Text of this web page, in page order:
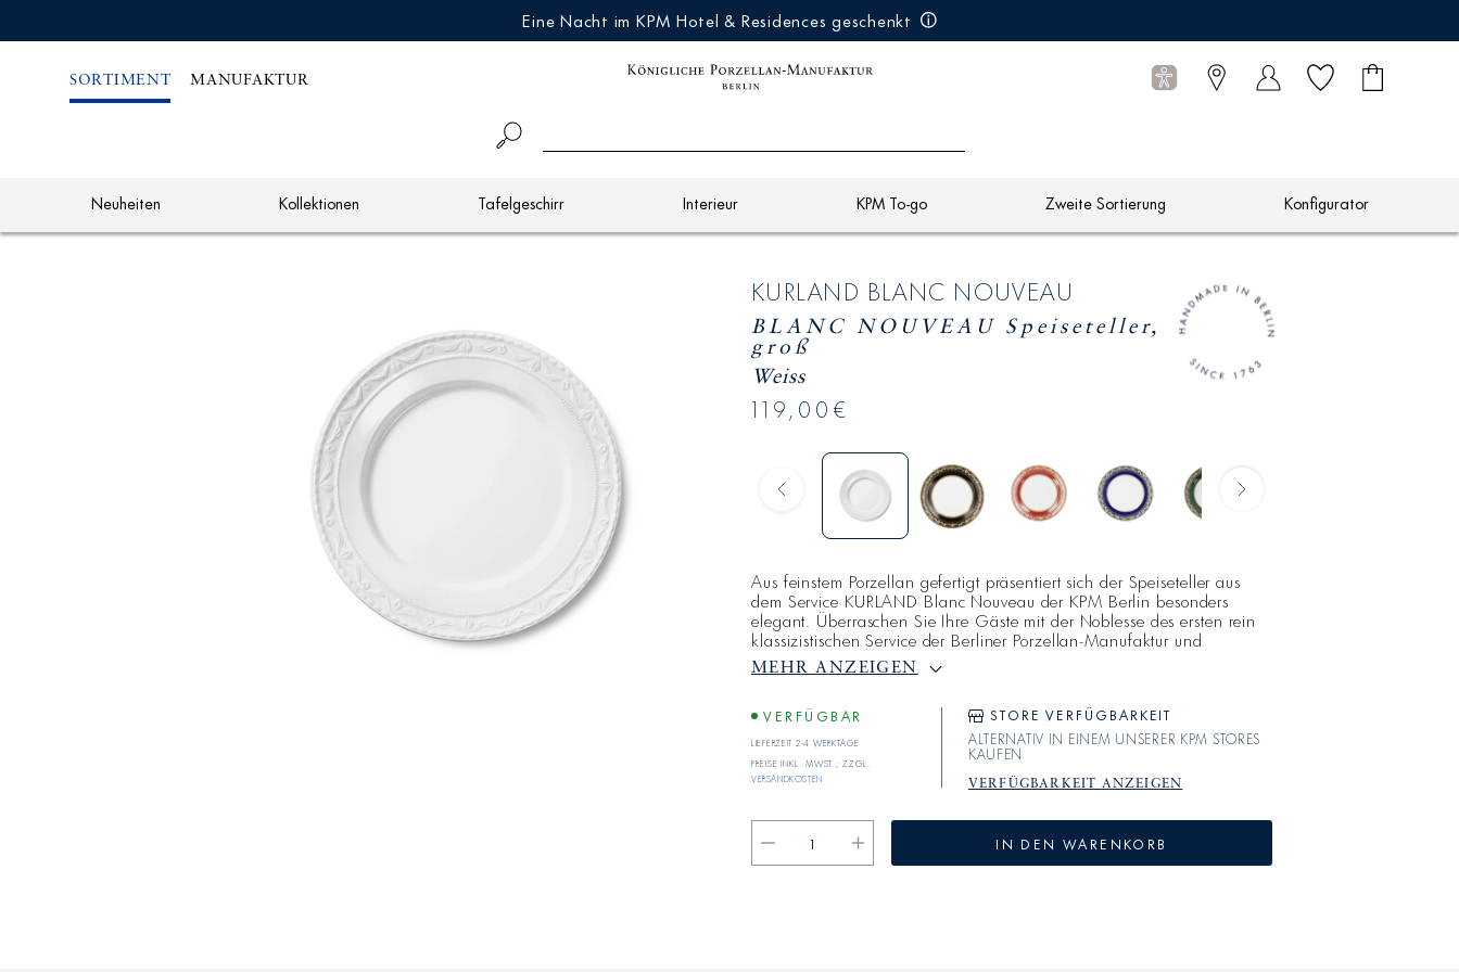
Eine Nacht im KPM Hotel & Residences geschenkt
SORTIMENT MANUFAKTUR
Wunschliste
Warenkorb
0
Neuheiten Kollektionen Tafelgeschirr Interieur KPM To-go Zweite Sortierung Konfigurator
KURLAND BLANC NOUVEAU
BLANC NOUVEAU Speiseteller,
groß
Weiss
119,00€
Aus feinstem Porzellan gefertigt präsentiert sich der Speiseteller aus
dem Service KURLAND Blanc Nouveau der KPM Berlin besonders
elegant. Überraschen Sie Ihre Gäste mit der Noblesse des ersten rein
klassizistischen Service der Berliner Porzellan-Manufaktur und
genießen Sie feine Speisen von einem Porzellan, das sich höchsten
Ansprüchen verpflichtet fühlt.Die Idee für KURLAND BLANC
weißes Dekor zu
MEHR ANZEIGEN
VERFÜGBAR
Lieferzeit 2-4 Werktage
Preise inkl. MwSt.; zzgl.
Versandkosten
STORE VERFÜGBARKEIT
ALTERNATIV IN EINEM UNSERER KPM STORES
KAUFEN
VERFÜGBARKEIT ANZEIGEN
Verringere
die
Erhöhe
die
IN DEN WARENKORB